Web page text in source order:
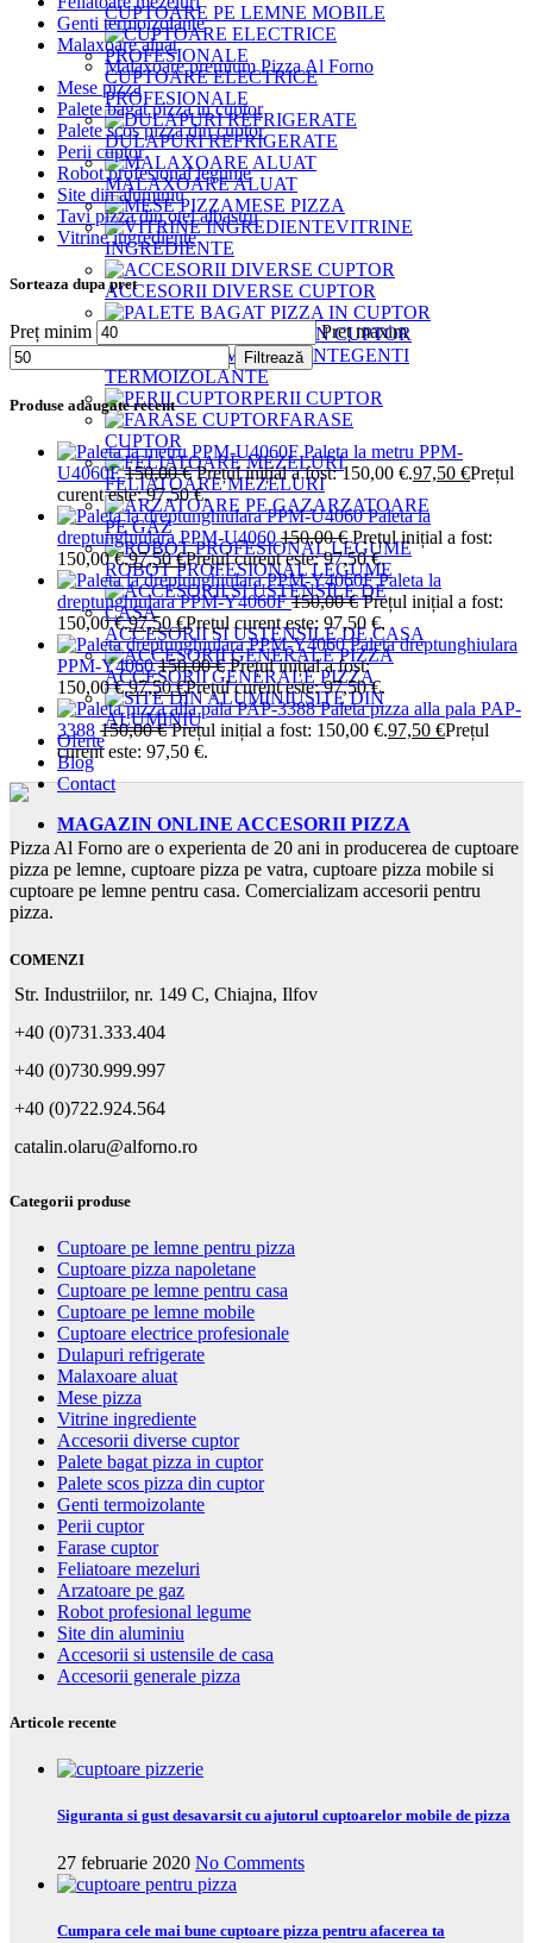
CUPTOARE PE LEMNE MOBILE
CUPTOARE ELECTRICE
PROFESIONALE
DULAPURI REFRIGERATE
MALAXOARE ALUAT
MESE PIZZA
VITRINE
INGREDIENTE
ACCESORII DIVERSE CUPTOR
PALETE BAGAT PIZZA IN CUPTOR
GENTI
TERMOIZOLANTE
PERII CUPTOR
FARASE
CUPTOR
FELIATOARE MEZELURI
ARZATOARE
PE GAZ
ROBOT PROFESIONAL LEGUME
ACCESORII SI USTENSILE DE CASA
ACCESORII GENERALE PIZZA
SITE DIN
ALUMINIU
Oferte
Blog
Contact
MAGAZIN ONLINE ACCESORII PIZZA
Genti termoizolante
Malaxoare aluat
Malaxoare premium Pizza Al Forno
Mese pizza
Palete bagat pizza in cuptor
Palete scos pizza din cuptor
Perii cuptor
Robot profesional legume
Site din aluminiu
Tavi pizza din otel albastru
Vitrine ingrediente
Sorteaza dupa pret
Preț minim Preț maxim
Filtrează
Produse adaugate recent
Paleta la metru PPM-
U4060F150,00€ Prețul inițial a fost: 150,00 €.97,50 €Prețul
curent este: 97,50 €.
Paleta la
dreptunghiulara PPM-U4060150,00€ Prețul inițial a fost:
150,00 €.97,50€Prețul curent este: 97,50 €.
Paleta la
dreptunghiulara PPM-Y4060F150,00€ Prețul inițial a fost:
150,00 €.97,50€Prețul curent este: 97,50 €.
Paleta dreptunghiulara
PPM-Y4060150,00€ Prețul inițial a fost:
150,00 €.97,50€Prețul curent este: 97,50 €.
Paleta pizza alla pala PAP-
3388 150,00€ Prețul inițial a fost: 150,00 €.97,50 €Prețul
curent este: 97,50 €.
Pizza Al Forno are o experienta de 20 ani in producerea de cuptoare
pizza pe lemne, cuptoare pizza pe vatra, cuptoare pizza mobile si
cuptoare pe lemne pentru casa. Comercializam accesorii pentru
pizza.
COMENZI
Str. Industriilor, nr. 149 C, Chiajna, Ilfov
+40 (0)731.333.404
+40 (0)730.999.997
+40 (0)722.924.564
catalin.olaru@alforno.ro
Categorii produse
Cuptoare pe lemne pentru pizza
Cuptoare pizza napoletane
Cuptoare pe lemne pentru casa
Cuptoare pe lemne mobile
Cuptoare electrice profesionale
Dulapuri refrigerate
Malaxoare aluat
Mese pizza
Vitrine ingrediente
Accesorii diverse cuptor
Palete bagat pizza in cuptor
Palete scos pizza din cuptor
Genti termoizolante
Perii cuptor
Farase cuptor
Feliatoare mezeluri
Arzatoare pe gaz
Robot profesional legume
Site din aluminiu
Accesorii si ustensile de casa
Accesorii generale pizza
Articole recente
Siguranta si gust desavarsit cu ajutorul cuptoarelor mobile de pizza
27 februarie 2020 No Comments
Cumpara cele mai bune cuptoare pizza pentru afacerea ta